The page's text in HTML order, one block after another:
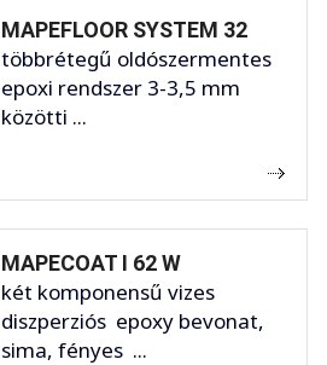
MAPEFLOOR SYSTEM 32
többrétegű oldószermentes
epoxi rendszer 3-3,5 mm
közötti ...
MAPECOAT I 62 W
két komponensű vizes
diszperziós epoxy bevonat,
sima, fényes ...